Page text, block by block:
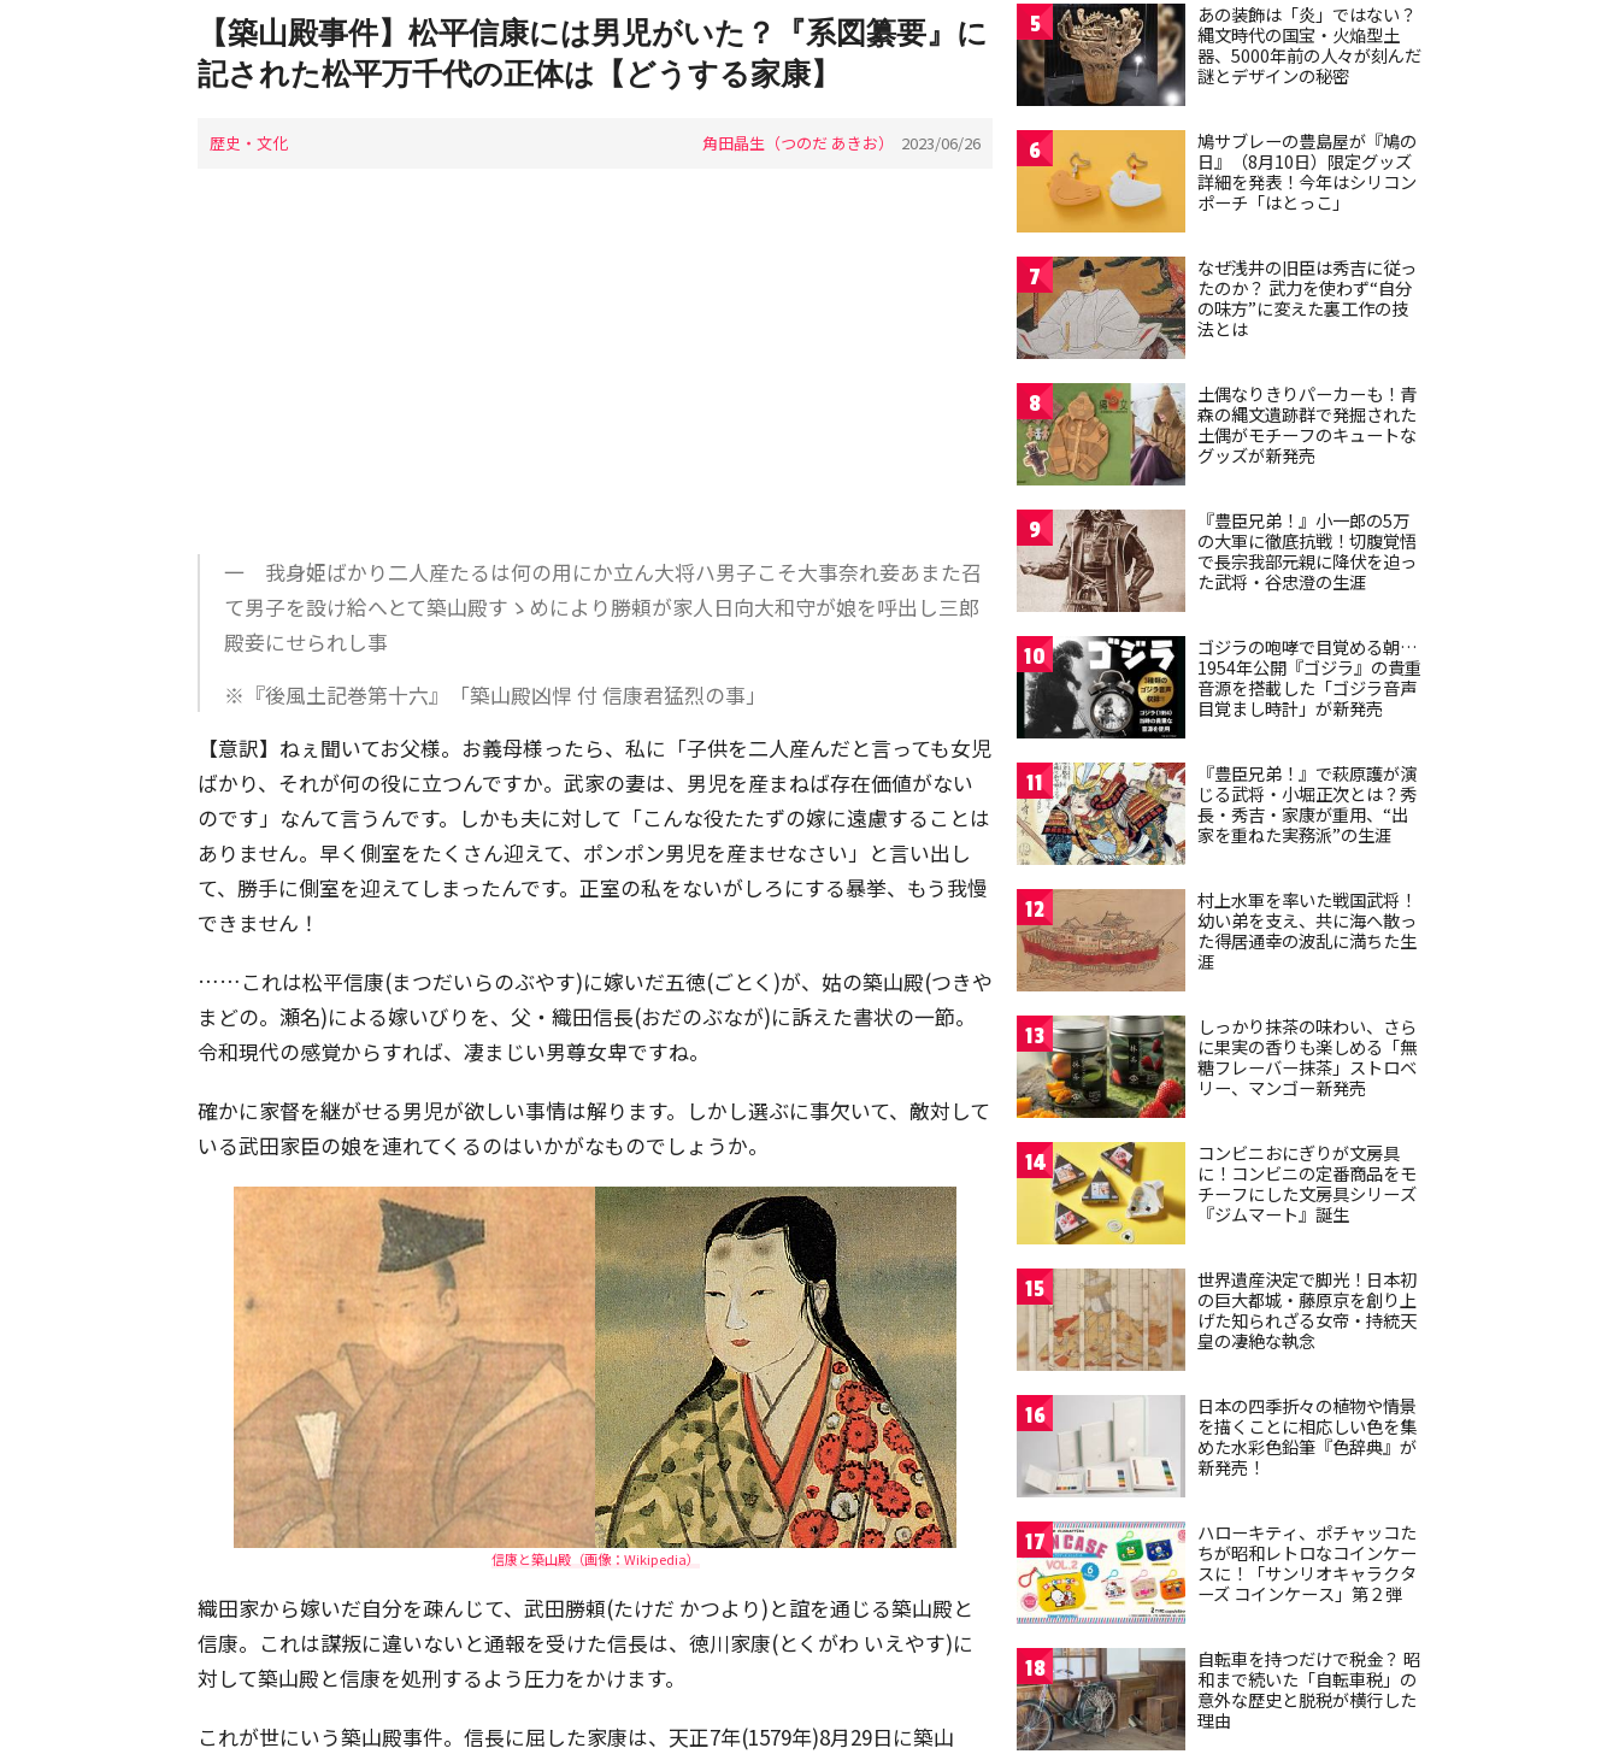
【築山殿事件】松平信康には男児がいた？『系図纂要』に
記された松平万千代の正体は【どうする家康】
歴史・文化 角田晶生（つのだ あきお） 2023/06/26
一 我身姫ばかり二人産たるは何の用にか立ん大将ハ男子こそ大事奈れ妾あまた召
て男子を設け給へとて築山殿すゝめにより勝頼が家人日向大和守が娘を呼出し三郎
殿妾にせられし事
※『後風土記巻第十六』「築山殿凶悍 付 信康君猛烈の事」
【意訳】ねぇ聞いてお父様。お義母様ったら、私に「子供を二人産んだと言っても女児
ばかり、それが何の役に立つんですか。武家の妻は、男児を産まねば存在価値がない
のです」なんて言うんです。しかも夫に対して「こんな役たたずの嫁に遠慮することは
ありません。早く側室をたくさん迎えて、ポンポン男児を産ませなさい」と言い出し
て、勝手に側室を迎えてしまったんです。正室の私をないがしろにする暴挙、もう我慢
できません！
……これは松平信康(まつだいらのぶやす)に嫁いだ五徳(ごとく)が、姑の築山殿(つきや
まどの。瀬名)による嫁いびりを、父・織田信長(おだのぶなが)に訴えた書状の一節。
令和現代の感覚からすれば、凄まじい男尊女卑ですね。
確かに家督を継がせる男児が欲しい事情は解ります。しかし選ぶに事欠いて、敵対して
いる武田家臣の娘を連れてくるのはいかがなものでしょうか。
信康と築山殿（画像：Wikipedia）
織田家から嫁いだ自分を疎んじて、武田勝頼(たけだ かつより)と誼を通じる築山殿と
信康。これは謀叛に違いないと通報を受けた信長は、徳川家康(とくがわ いえやす)に
対して築山殿と信康を処刑するよう圧力をかけます。
これが世にいう築山殿事件。信長に屈した家康は、天正7年(1579年)8月29日に築山
5
あの装飾は「炎」ではない？
縄文時代の国宝・火焔型土
器、5000年前の人々が刻んだ
謎とデザインの秘密
6
鳩サブレーの豊島屋が『鳩の
日』（8月10日）限定グッズ
詳細を発表！今年はシリコン
ポーチ「はとっこ」
7
なぜ浅井の旧臣は秀吉に従っ
たのか？ 武力を使わず“自分
の味方”に変えた裏工作の技
法とは
8
土偶なりきりパーカーも！青
森の縄文遺跡群で発掘された
土偶がモチーフのキュートな
グッズが新発売
9
『豊臣兄弟！』小一郎の5万
の大軍に徹底抗戦！切腹覚悟
で長宗我部元親に降伏を迫っ
た武将・谷忠澄の生涯
10
ゴジラの咆哮で目覚める朝…
1954年公開『ゴジラ』の貴重
音源を搭載した「ゴジラ音声
目覚まし時計」が新発売
11
『豊臣兄弟！』で萩原護が演
じる武将・小堀正次とは？秀
長・秀吉・家康が重用、“出
家を重ねた実務派”の生涯
12
村上水軍を率いた戦国武将！
幼い弟を支え、共に海へ散っ
た得居通幸の波乱に満ちた生
涯
13
しっかり抹茶の味わい、さら
に果実の香りも楽しめる「無
糖フレーバー抹茶」ストロベ
リー、マンゴー新発売
14
コンビニおにぎりが文房具
に！コンビニの定番商品をモ
チーフにした文房具シリーズ
『ジムマート』誕生
15
世界遺産決定で脚光！日本初
の巨大都城・藤原京を創り上
げた知られざる女帝・持統天
皇の凄絶な執念
16
日本の四季折々の植物や情景
を描くことに相応しい色を集
めた水彩色鉛筆『色辞典』が
新発売！
17
ハローキティ、ポチャッコた
ちが昭和レトロなコインケー
スに！「サンリオキャラクタ
ーズ コインケース」第２弾
18
自転車を持つだけで税金？ 昭
和まで続いた「自転車税」の
意外な歴史と脱税が横行した
理由